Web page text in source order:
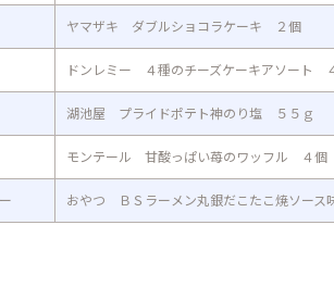
ヤマザキ ダブルショコラケーキ ２個
ドンレミー ４種のチーズケーキアソート
湖池屋 プライドポテト神のり塩 ５５ｇ
モンテール 甘酸っぱい苺のワッフル ４個
おやつ ＢＳラーメン丸銀だこたこ焼ソー